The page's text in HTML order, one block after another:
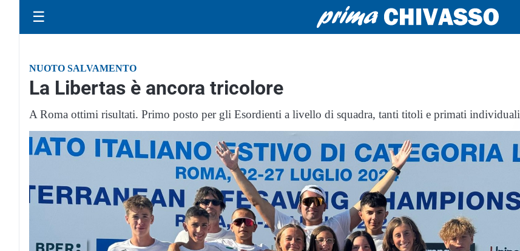
☰
NUOTO SALVAMENTO
La Libertas è ancora tricolore
A Roma ottimi risultati. Primo posto per gli Esordienti a livello di squadra, tanti titoli e primati individuali